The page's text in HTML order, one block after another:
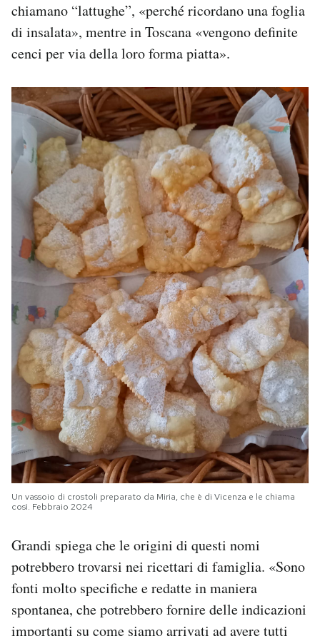
chiamano “lattughe”, «perché ricordano una foglia
di insalata», mentre in Toscana «vengono definite
cenci per via della loro forma piatta».
Un vassoio di crostoli preparato da Miria, che è di Vicenza e le chiama
così. Febbraio 2024
Grandi spiega che le origini di questi nomi
potrebbero trovarsi nei ricettari di famiglia. «Sono
fonti molto specifiche e redatte in maniera
spontanea, che potrebbero fornire delle indicazioni
importanti su come siamo arrivati ad avere tutti